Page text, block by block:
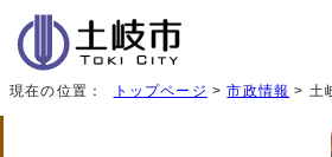
現在の位置： トップページ >市政情報 > 土